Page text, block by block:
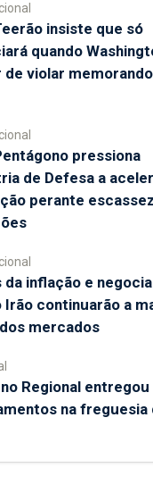
insiste que só
quando
de violar
pressiona
de Defesa a
perante
da inflação e
Irão continuarão a
mercados
Regional entregou
na freguesia